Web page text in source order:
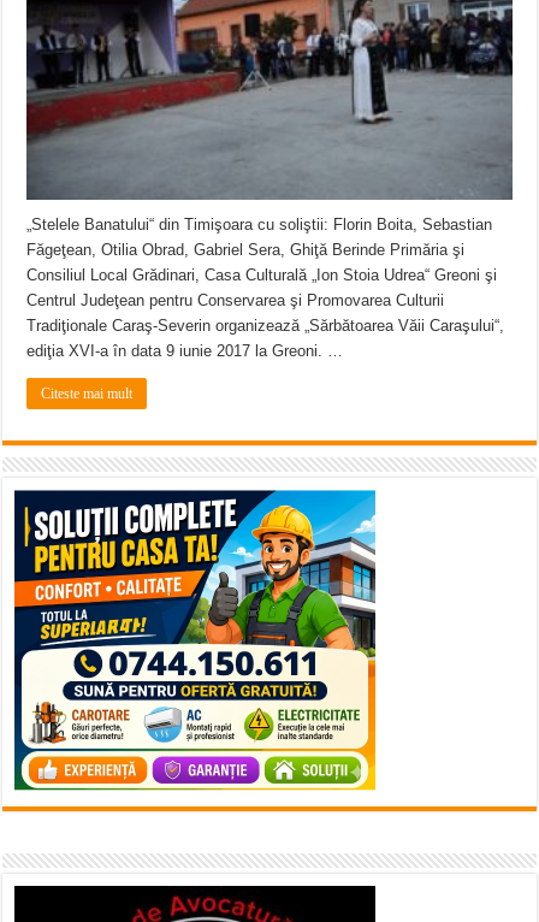
ANUNŢ OPRIRE APĂ în CARANSEBEȘ avarie
ANUNȚ OPRIRE APĂ în Reșița, cartier Țerova – avarie – 04.08.2026
„Stelele Banatului“ din Timişoara cu soliştii: Florin Boita, Sebastian
Făgeţean, Otilia Obrad, Gabriel Sera, Ghiţă Berinde Primăria şi
Consiliul Local Grădinari, Casa Culturală „Ion Stoia Udrea“ Greoni şi
Centrul Judeţean pentru Conservarea şi Promovarea Culturii
Tradiţionale Caraş-Severin organizează „Sărbătoarea Văii Caraşului“,
ediţia XVI-a în data 9 iunie 2017 la Greoni. …
Citeste mai mult